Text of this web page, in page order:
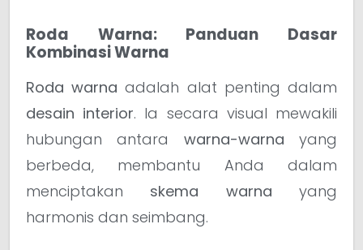
Roda Warna: Panduan Dasar
Kombinasi Warna
Roda warna adalah alat penting dalam
desain interior. Ia secara visual mewakili
hubungan antara warna-warna yang
berbeda, membantu Anda dalam
menciptakan skema warna yang
harmonis dan seimbang.